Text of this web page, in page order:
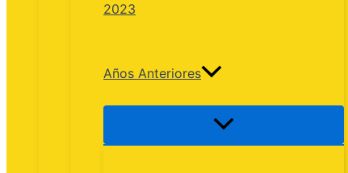
2023
Años Anteriores